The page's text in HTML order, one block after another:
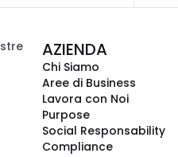
AZIENDA
Chi Siamo
Aree di Business
Lavora con Noi
Purpose
Social Responsability
Compliance